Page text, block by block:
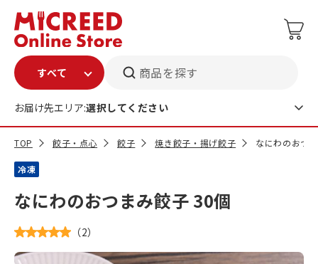
商品を探す
お届け先エリア:選択してください
TOP 餃子・点心 餃子 焼き餃子・揚げ餃子 なにわのおつ
冷凍
なにわのおつまみ餃子 30個
（2）